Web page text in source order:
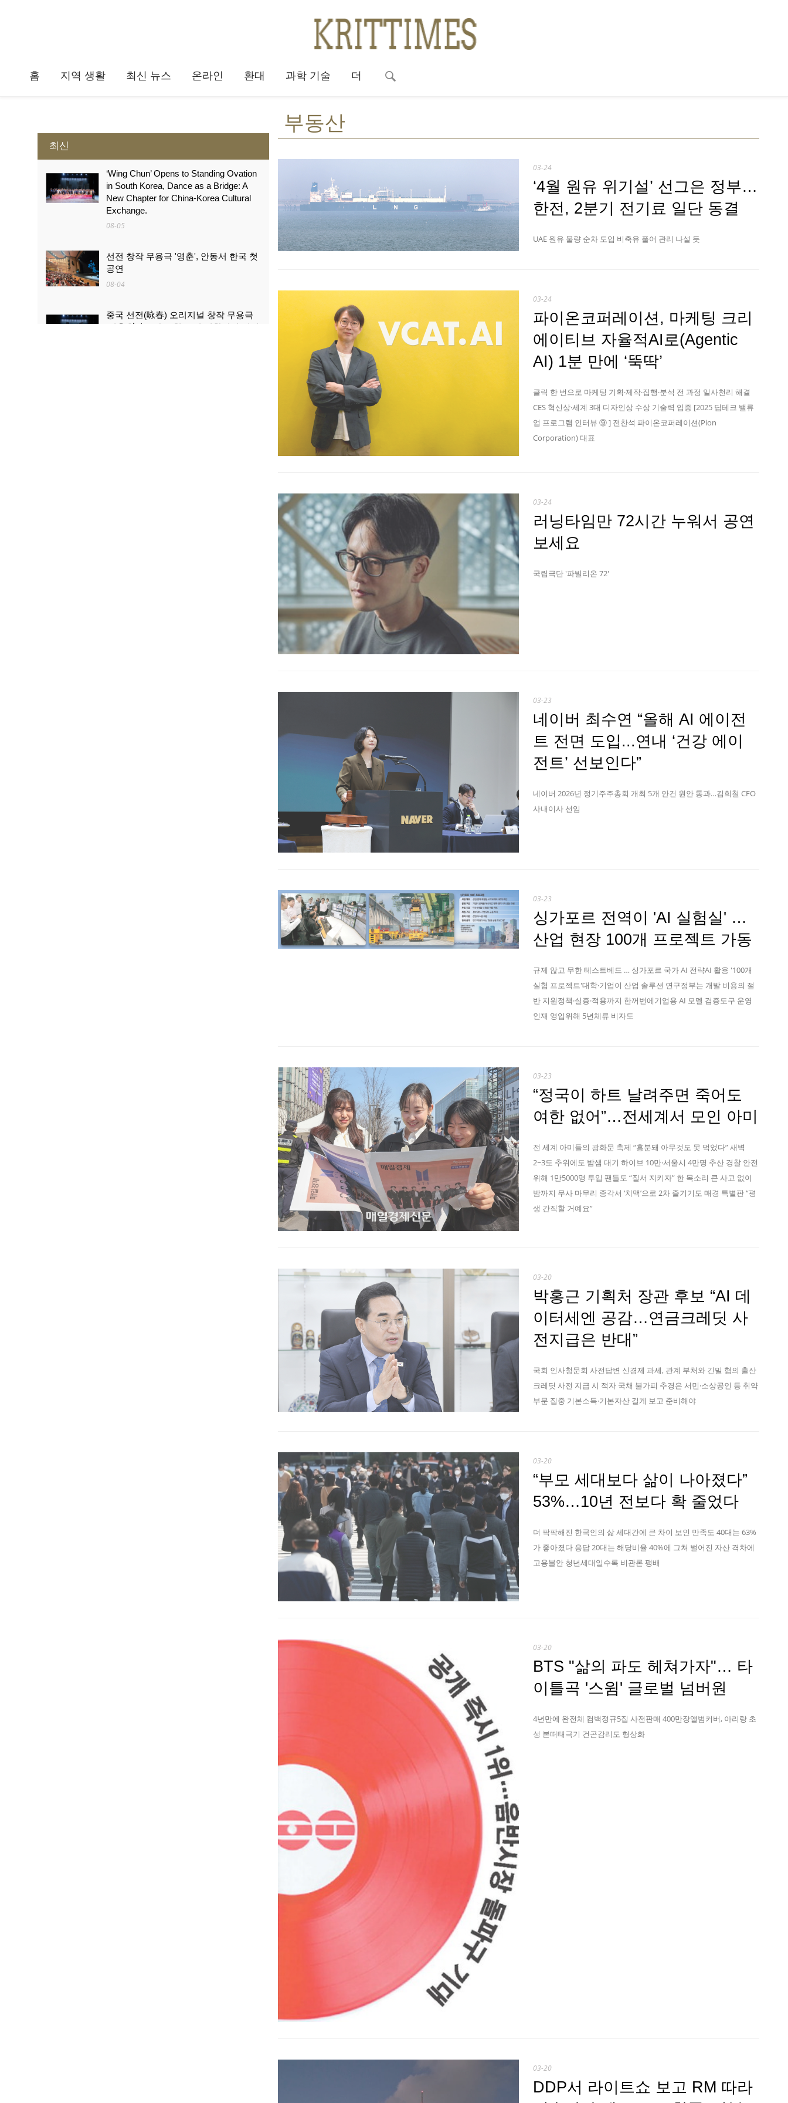
홈 지역 생활 최신 뉴스 온라인 환대 과학 기술 더
최신
‘Wing Chun’ Opens to Standing Ovation
in South Korea, Dance as a Bridge: A
New Chapter for China-Korea Cultural
Exchange.
08-05
선전 창작 무용극 '영춘', 안동서 한국 첫
공연
08-04
중국 선전(咏春) 오리지널 창작 무용극
부동산
03-24
‘4월 원유 위기설’ 선그은 정부…
한전, 2분기 전기료 일단 동결
UAE 원유 물량 순차 도입 비축유 풀어 관리 나설 듯
03-24
파이온코퍼레이션, 마케팅 크리
에이티브 자율적AI로(Agentic
AI) 1분 만에 ‘뚝딱’
클릭 한 번으로 마케팅 기획·제작·집행·분석 전 과정 일사천리 해결
CES 혁신상·세계 3대 디자인상 수상 기술력 입증 [2025 딥테크 밸류
업 프로그램 인터뷰 ⑨ ] 전찬석 파이온코퍼레이션(Pion
Corporation) 대표
03-24
러닝타임만 72시간 누워서 공연
보세요
국립극단 '파빌리온 72'
03-23
네이버 최수연 “올해 AI 에이전
트 전면 도입...연내 ‘건강 에이
전트’ 선보인다”
네이버 2026년 정기주주총회 개최 5개 안건 원안 통과…김희철 CFO
사내이사 선임
03-23
싱가포르 전역이 'AI 실험실' …
산업 현장 100개 프로젝트 가동
규제 않고 무한 테스트베드 … 싱가포르 국가 AI 전략AI 활용 '100개
실험 프로젝트'대학·기업이 산업 솔루션 연구정부는 개발 비용의 절
반 지원정책·실증·적용까지 한꺼번에기업용 AI 모델 검증도구 운영
인재 영입위해 5년체류 비자도
03-23
“정국이 하트 날려주면 죽어도
여한 없어”…전세계서 모인 아미
전 세계 아미들의 광화문 축제 “흥분돼 아무것도 못 먹었다” 새벽
2~3도 추위에도 밤샘 대기 하이브 10만·서울시 4만명 추산 경찰 안전
위해 1만5000명 투입 팬들도 “질서 지키자” 한 목소리 큰 사고 없이
밤까지 무사 마무리 종각서 ‘치맥’으로 2차 즐기기도 매경 특별판 “평
생 간직할 거예요”
03-20
박홍근 기획처 장관 후보 “AI 데
이터세엔 공감…연금크레딧 사
전지급은 반대”
국회 인사청문회 사전답변 신경제 과세, 관계 부처와 긴밀 협의 출산
크레딧 사전 지급 시 적자 국채 불가피 추경은 서민·소상공인 등 취약
부문 집중 기본소득·기본자산 길게 보고 준비해야
03-20
“부모 세대보다 삶이 나아졌다”
53%…10년 전보다 확 줄었다
더 팍팍해진 한국인의 삶 세대간에 큰 차이 보인 만족도 40대는 63%
가 좋아졌다 응답 20대는 해당비율 40%에 그쳐 벌어진 자산 격차에
고용불안 청년세대일수록 비관론 팽배
03-20
BTS "삶의 파도 헤쳐가자"… 타
이틀곡 '스윔' 글로벌 넘버원
4년만에 완전체 컴백정규5집 사전판매 400만장앨범커버, 아리랑 초
성 본떠태극기 건곤감리도 형상화
03-20
DDP서 라이트쇼 보고 RM 따라